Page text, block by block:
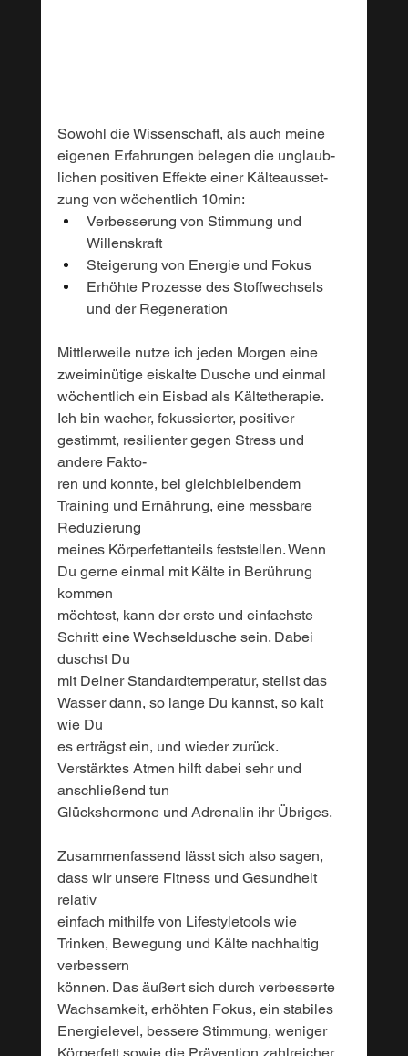
Sowohl die Wissenschaft, als auch meine
eigenen Erfahrungen belegen die unglaub-
lichen positiven Effekte einer Kälteausset-
zung von wöchentlich 10min:
Verbesserung von Stimmung und
Willenskraft
Steigerung von Energie und Fokus
Erhöhte Prozesse des Stoffwechsels
und der Regeneration
Mittlerweile nutze ich jeden Morgen eine
zweiminütige eiskalte Dusche und einmal
wöchentlich ein Eisbad als Kältetherapie.
Ich bin wacher, fokussierter, positiver
gestimmt, resilienter gegen Stress und
andere Fakto-
ren und konnte, bei gleichbleibendem
Training und Ernährung, eine messbare
Reduzierung
meines Körperfettanteils feststellen. Wenn
Du gerne einmal mit Kälte in Berührung
kommen
möchtest, kann der erste und einfachste
Schritt eine Wechseldusche sein. Dabei
duschst Du
mit Deiner Standardtemperatur, stellst das
Wasser dann, so lange Du kannst, so kalt
wie Du
es erträgst ein, und wieder zurück.
Verstärktes Atmen hilft dabei sehr und
anschließend tun
Glückshormone und Adrenalin ihr Übriges.
Zusammenfassend lässt sich also sagen,
dass wir unsere Fitness und Gesundheit
relativ
einfach mithilfe von Lifestyletools wie
Trinken, Bewegung und Kälte nachhaltig
verbessern
können. Das äußert sich durch verbesserte
Wachsamkeit, erhöhten Fokus, ein stabiles
Energielevel, bessere Stimmung, weniger